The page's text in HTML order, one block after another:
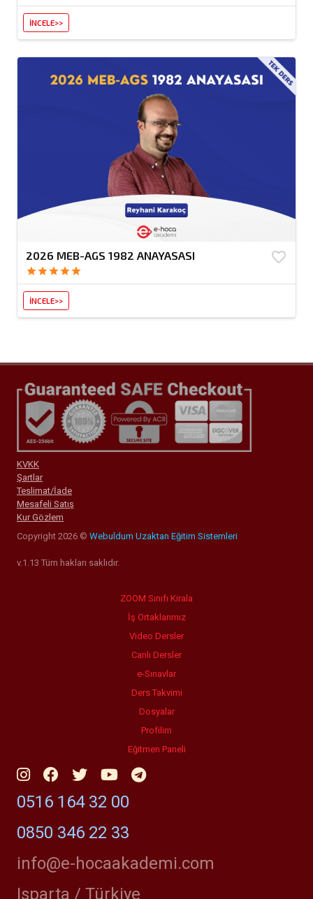
İNCELE>>
2026 MEB-AGS 1982 ANAYASASI favorite_border
starstarstarstarstar
İNCELE>>
KVKK
Şartlar
Teslimat/İade
Mesafeli Satış
Kur Gözlem
Copyright 2026 © Webuldum Uzaktan Eğitim Sistemleri
v.1.13 Tüm hakları saklıdır.
ZOOM Sınıfı Kirala
İş Ortaklarımız
Video Dersler
Canlı Dersler
e-Sınavlar
Ders Takvimi
Dosyalar
Profilim
Eğitmen Paneli
0516 164 32 00
0850 346 22 33
info@e-hocaakademi.com
Isparta / Türkiye